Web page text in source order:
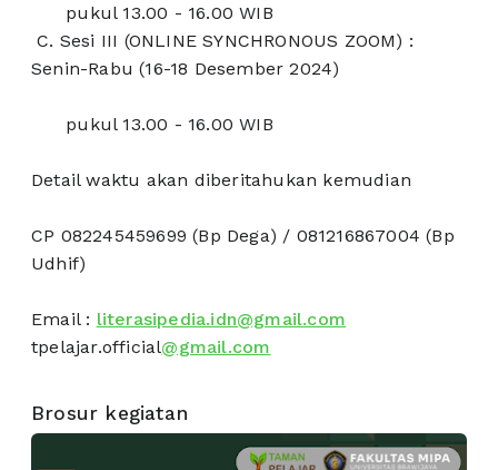
pukul 13.00 - 16.00 WIB
C. Sesi III (ONLINE SYNCHRONOUS ZOOM) :
Senin-Rabu (16-18 Desember 2024)
pukul 13.00 - 16.00 WIB
Detail waktu akan diberitahukan kemudian
CP 082245459699 (Bp Dega) / 081216867004 (Bp
Udhif)
Email : literasipedia.idn@gmail.com
tpelajar.official@gmail.com
Brosur kegiatan